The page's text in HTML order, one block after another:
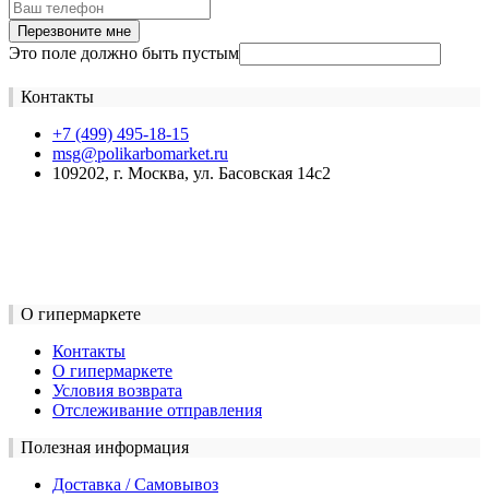
Перезвоните мне
Это поле должно быть пустым
Контакты
+7 (499) 495-18-15
msg@polikarbomarket.ru
109202, г. Москва, ул. Басовская 14с2
О гипермаркете
Контакты
О гипермаркете
Условия возврата
Отслеживание отправления
Полезная информация
Доставка / Самовывоз